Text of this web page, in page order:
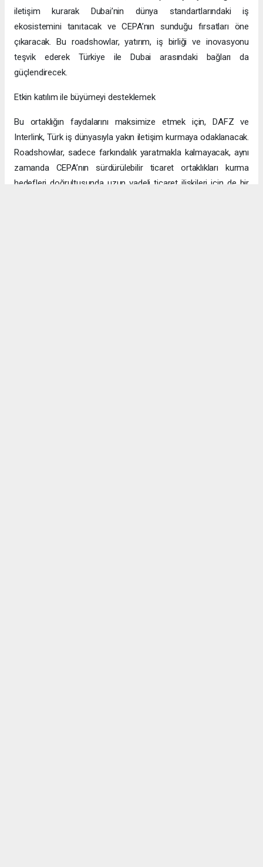
iletişim kurarak Dubai’nin dünya standartlarındaki iş
ekosistemini tanıtacak ve CEPA’nın sunduğu fırsatları öne
çıkaracak. Bu roadshowlar, yatırım, iş birliği ve inovasyonu
teşvik ederek Türkiye ile Dubai arasındaki bağları da
güçlendirecek.
Etkin katılım ile büyümeyi desteklemek
Bu ortaklığın faydalarını maksimize etmek için, DAFZ ve
Interlink, Türk iş dünyasıyla yakın iletişim kurmaya odaklanacak.
Roadshowlar, sadece farkındalık yaratmakla kalmayacak, aynı
zamanda CEPA’nın sürdürülebilir ticaret ortaklıkları kurma
hedefleri doğrultusunda uzun vadeli ticaret ilişkileri için de bir